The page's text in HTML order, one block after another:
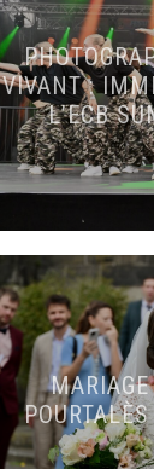
VIVANT :
L’ECB